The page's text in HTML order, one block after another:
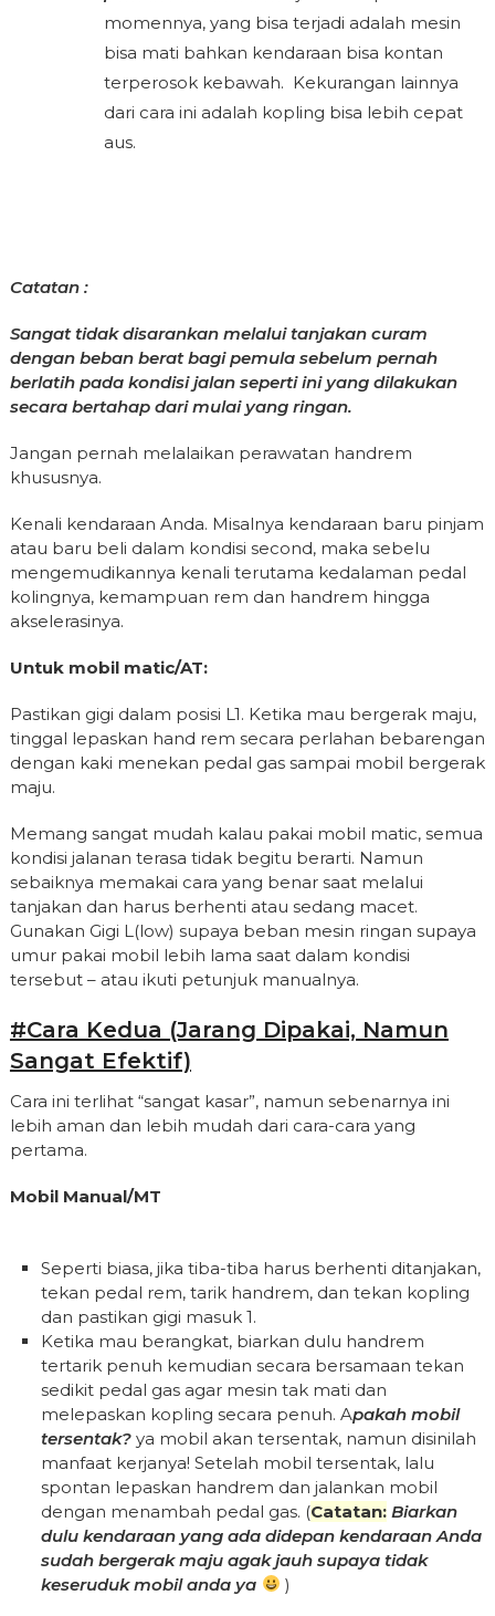
momennya, yang bisa terjadi adalah mesin
bisa mati bahkan kendaraan bisa kontan
terperosok kebawah. Kekurangan lainnya
dari cara ini adalah kopling bisa lebih cepat
aus.
Catatan :
Sangat tidak disarankan melalui tanjakan curam
dengan beban berat bagi pemula sebelum pernah
berlatih pada kondisi jalan seperti ini yang dilakukan
secara bertahap dari mulai yang ringan.
Jangan pernah melalaikan perawatan handrem
khususnya.
Kenali kendaraan Anda. Misalnya kendaraan baru pinjam
atau baru beli dalam kondisi second, maka sebelu
mengemudikannya kenali terutama kedalaman pedal
kolingnya, kemampuan rem dan handrem hingga
akselerasinya.
Untuk mobil matic/AT:
Pastikan gigi dalam posisi L1. Ketika mau bergerak maju,
tinggal lepaskan hand rem secara perlahan bebarengan
dengan kaki menekan pedal gas sampai mobil bergerak
maju.
Memang sangat mudah kalau pakai mobil matic, semua
kondisi jalanan terasa tidak begitu berarti. Namun
sebaiknya memakai cara yang benar saat melalui
tanjakan dan harus berhenti atau sedang macet.
Gunakan Gigi L(low) supaya beban mesin ringan supaya
umur pakai mobil lebih lama saat dalam kondisi
tersebut – atau ikuti petunjuk manualnya.
#Cara Kedua (jarang Dipakai, Namun
Sangat Efektif)
Cara ini terlihat “sangat kasar”, namun sebenarnya ini
lebih aman dan lebih mudah dari cara-cara yang
pertama.
Mobil Manual/MT
Seperti biasa, jika tiba-tiba harus berhenti ditanjakan,
tekan pedal rem, tarik handrem, dan tekan kopling
dan pastikan gigi masuk 1.
Ketika mau berangkat, biarkan dulu handrem
tertarik penuh kemudian secara bersamaan tekan
sedikit pedal gas agar mesin tak mati dan
melepaskan kopling secara penuh. Apakah mobil
tersentak? ya mobil akan tersentak, namun disinilah
manfaat kerjanya! Setelah mobil tersentak, lalu
spontan lepaskan handrem dan jalankan mobil
dengan menambah pedal gas. (Catatan: Biarkan
dulu kendaraan yang ada didepan kendaraan Anda
sudah bergerak maju agak jauh supaya tidak
keseruduk mobil anda ya
)